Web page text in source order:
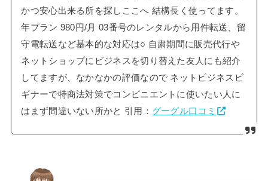
かつ安心出来る所を探しここへ 結構長く使ってます。
年プラン 980円/月 03番号のレンタルから用件転送、留
守電転送など基本的な対応は○ 自粛期間に販売代行や
ネットショップにビジネスを切り替えた友人にも紹介
してますが、なかなかの評価なので ネットビジネスビ
ギナーで特商法対策でコンビニエントに使いたい人に
はまず間違いない所かと 引用： グーグル口コミ